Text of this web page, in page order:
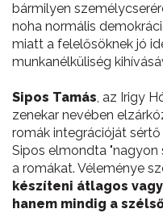
bármilyen
noha normális
miatt a felelősöknek jó
munkanélküliség
Sipos Tamás, az Irigy
zenekar nevében
romák integrációját
Sipos elmondta "nagyon
a romákat. Véleménye
készíteni átlagos
hanem mindig a